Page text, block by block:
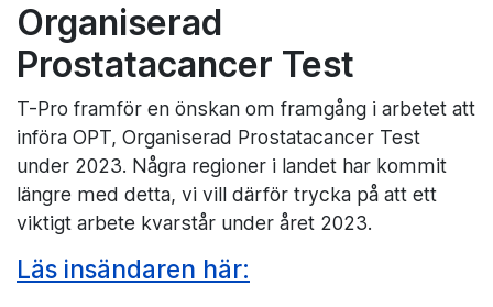
Organiserad
Prostatacancer Test
T-Pro framför en önskan om framgång i arbetet att
införa OPT, Organiserad Prostatacancer Test
under 2023. Några regioner i landet har kommit
längre med detta, vi vill därför trycka på att ett
viktigt arbete kvarstår under året 2023.
Läs insändaren här: